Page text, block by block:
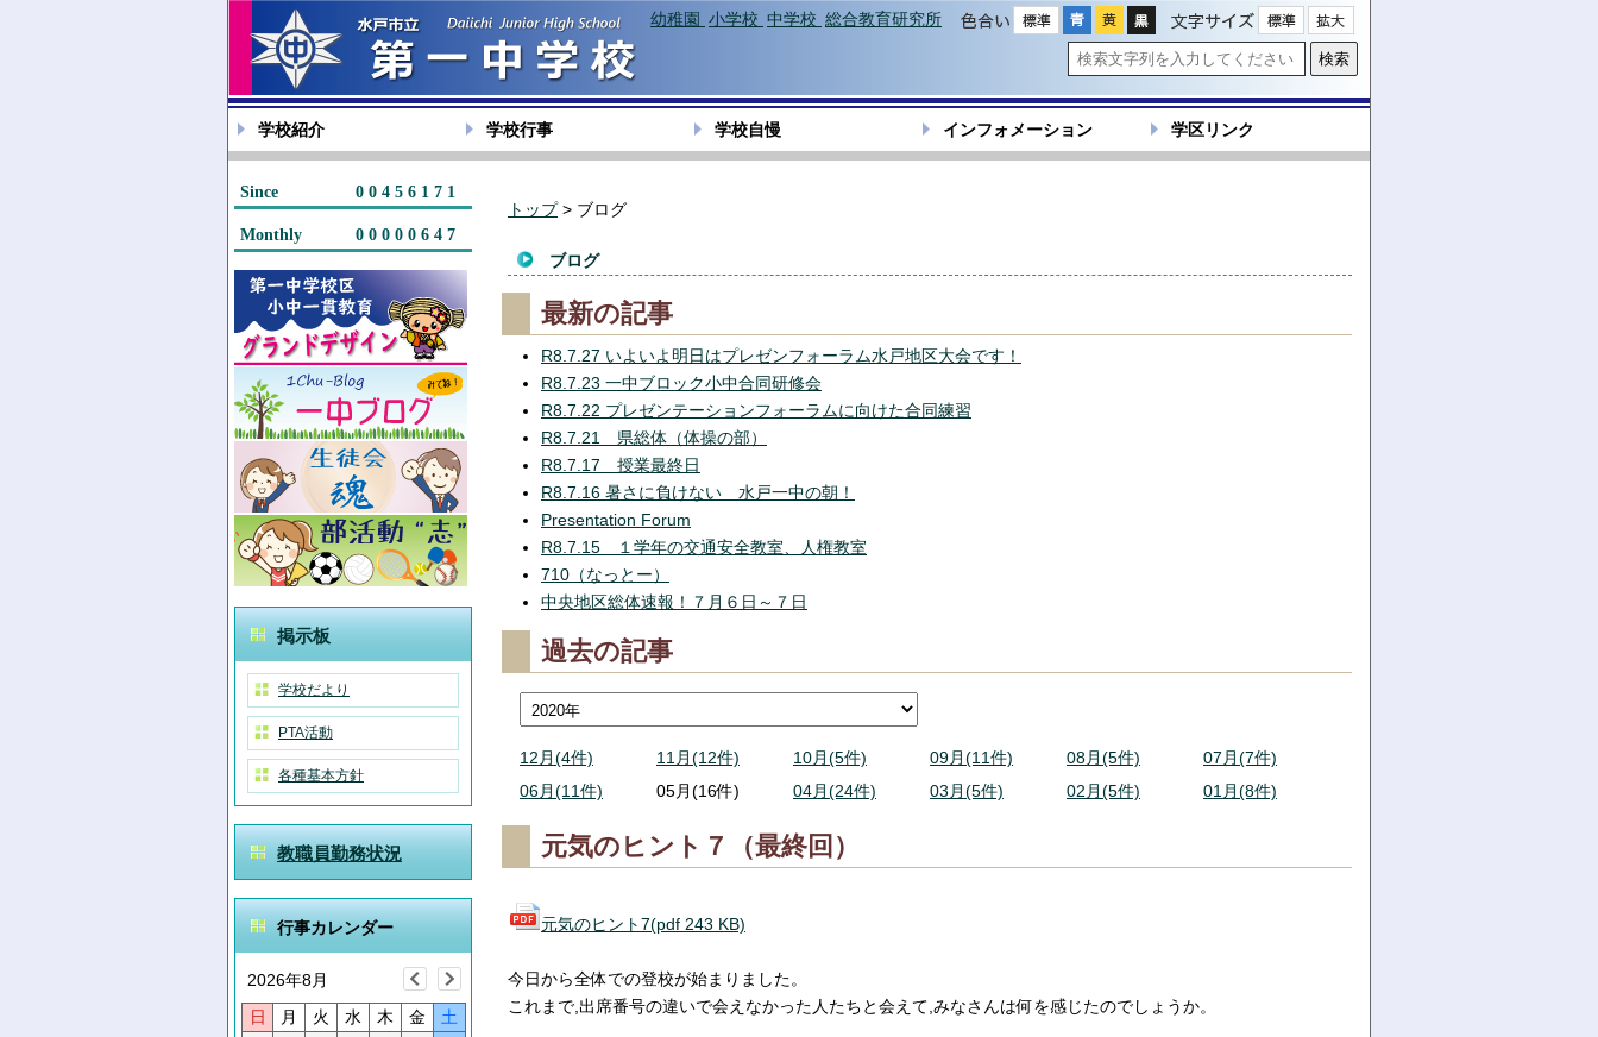
色合い 文字サイズ
幼稚園 小学校 中学校 総合教育研究所
学校紹介 学校行事 学校自慢 インフォメーション 学区リンク
Since 00456171
Monthly 00000647
掲示板
学校だより
PTA活動
各種基本方針
教職員勤務状況
行事カレンダー
2026年8月
日 月 火 水 木 金
土
トップ> ブログ
ブログ
最新の記事
R8.7.27 いよいよ明日はプレゼンフォーラム水戸地区大会です！
R8.7.23 一中ブロック小中合同研修会
R8.7.22 プレゼンテーションフォーラムに向けた合同練習
R8.7.21 県総体（体操の部）
R8.7.17 授業最終日
R8.7.16 暑さに負けない 水戸一中の朝！
Presentation Forum
R8.7.15 １学年の交通安全教室、人権教室
710（なっとー）
中央地区総体速報！７月６日～７日
過去の記事
12月(4件) 11月(12件) 10月(5件) 09月(11件) 08月(5件)
07月(7件)
06月(11件)
05月(16件) 04月(24件) 03月(5件) 02月(5件) 01月(8件)
元気のヒント７（最終回）
元気のヒント7(pdf 243 KB)
今日から全体での登校が始まりました。
これまで,出席番号の違いで会えなかった人たちと会えて,みなさんは何を感じたのでしょうか。